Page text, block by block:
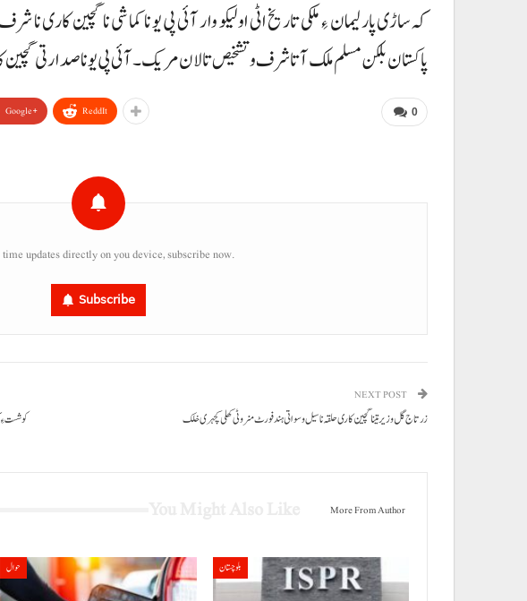
کہ ساڑی پارلیمان ءِ ملکی تاریخ اٹی اولیکو وار آئی پی یو نا کماشی نا گچین کاری نا
پاکستان بلکن مسلم ملک آتا شرف و تشخیص تالان مریک۔ آئی پی یو نا صدارتی
0
Google+ ReddIt
updates directly on you device, subscribe now.
Subscribe
کوشست ءِ
NEXT POST
زرتاج گل وزیر تینا گچین کاری حلقہ نا سیل و سواتی ہند فورٹ منروٹی کھلی کچہری خلک
More From Author
حوال بلوچستان